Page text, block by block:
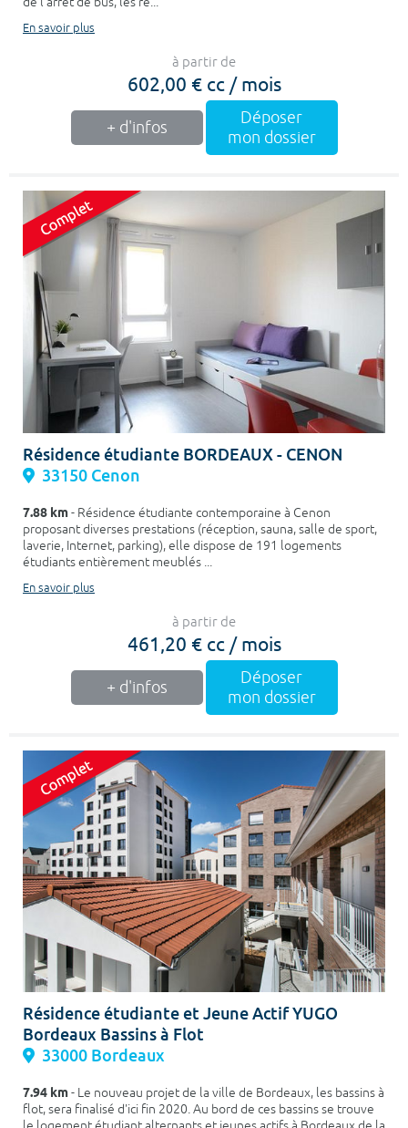
En savoir plus
à partir de
602,00 € cc / mois
+ d'infos
Déposer
mon dossier
Résidence étudiante BORDEAUX - CENON
33150 Cenon
7.88 km- Résidence étudiante contemporaine à Cenon
proposant diverses prestations (réception, sauna, salle de sport,
laverie, Internet, parking), elle dispose de 191 logements
étudiants entièrement meublés ...
En savoir plus
à partir de
461,20 € cc / mois
+ d'infos
Déposer
mon dossier
Résidence étudiante et Jeune Actif YUGO
Bordeaux Bassins à Flot
33000 Bordeaux
7.94 km- Le nouveau projet de la ville de Bordeaux, les bassins à
flot, sera finalisé d'ici fin 2020. Au bord de ces bassins se trouve